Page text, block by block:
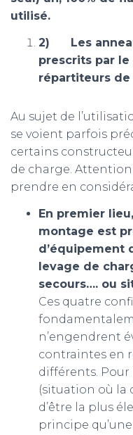
utilisé.
2) Les
prescrits par le
répartiteurs de
Au sujet de
se voient parfois
certains
de charge. Attention
prendre en
En premier
montage est
d’équipement
levage de
secours…. ou
Ces quatre
n’engendrent
contraintes en
différents. Pour
(situation où la
d’être la plus
principe